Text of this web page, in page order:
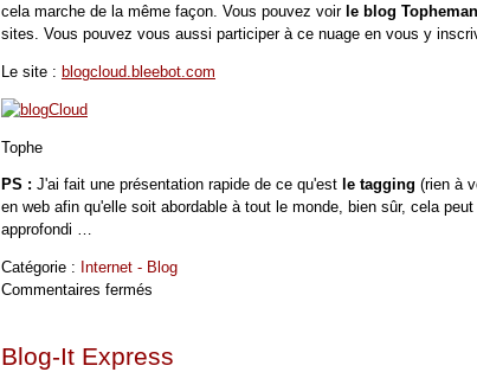
cela marche de la même façon. Vous pouvez voir le blog Topheman
sites. Vous pouvez vous aussi participer à ce nuage en vous y
Le site : blogcloud.bleebot.com
Tophe
PS : J'ai fait une présentation rapide de ce qu'est le tagging (rien à
en web afin qu'elle soit abordable à tout le monde, bien sûr, cela
approfondi …
Catégorie : Internet - Blog
Commentaires fermés
Blog-It Express